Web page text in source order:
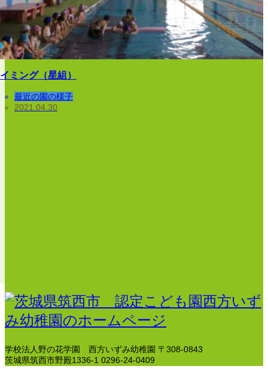
ミング（星組）
最近の園の様子
2021.04.30
学校法人野の花学園 西方いずみ幼稚園 〒308-0843
茨城県筑西市野殿1336-1 0296-24-0409